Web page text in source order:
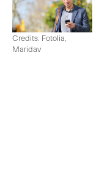
Credits: Fotolia,
Maridav